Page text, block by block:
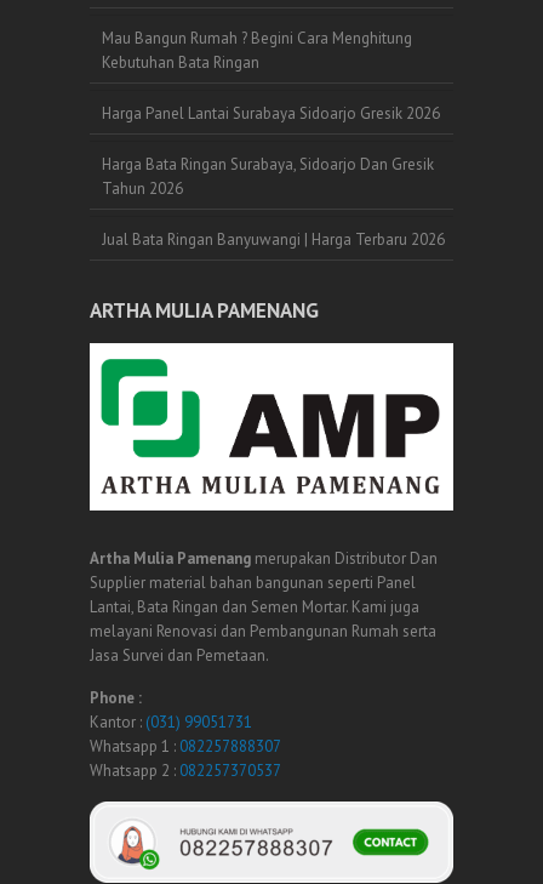
Mau Bangun Rumah ? Begini Cara Menghitung
Kebutuhan Bata Ringan
Harga Panel Lantai Surabaya Sidoarjo Gresik 2026
Harga Bata Ringan Surabaya, Sidoarjo Dan Gresik
Tahun 2026
Jual Bata Ringan Banyuwangi | Harga Terbaru 2026
ARTHA MULIA PAMENANG
Artha Mulia Pamenang merupakan Distributor Dan
Supplier material bahan bangunan seperti Panel
Lantai, Bata Ringan dan Semen Mortar. Kami juga
melayani Renovasi dan Pembangunan Rumah serta
Jasa Survei dan Pemetaan.
Phone :
Kantor : (031) 99051731
Whatsapp 1 : 082257888307
Whatsapp 2 : 082257370537